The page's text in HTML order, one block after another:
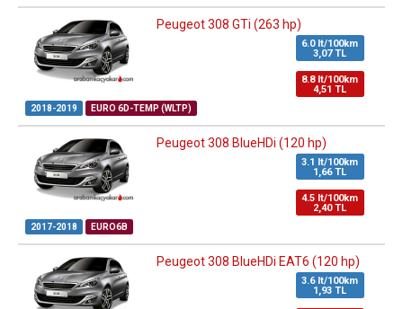
Peugeot 308 GTi (263 hp)
6.0 lt/100km
3,07 TL
8.8 lt/100km
4,51 TL
2018-2019 EURO 6D-TEMP (WLTP)
Peugeot 308 BlueHDi (120 hp)
3.1 lt/100km
1,66 TL
4.5 lt/100km
2,40 TL
2017-2018 EURO6B
Peugeot 308 BlueHDi EAT6 (120 hp)
3.6 lt/100km
1,93 TL